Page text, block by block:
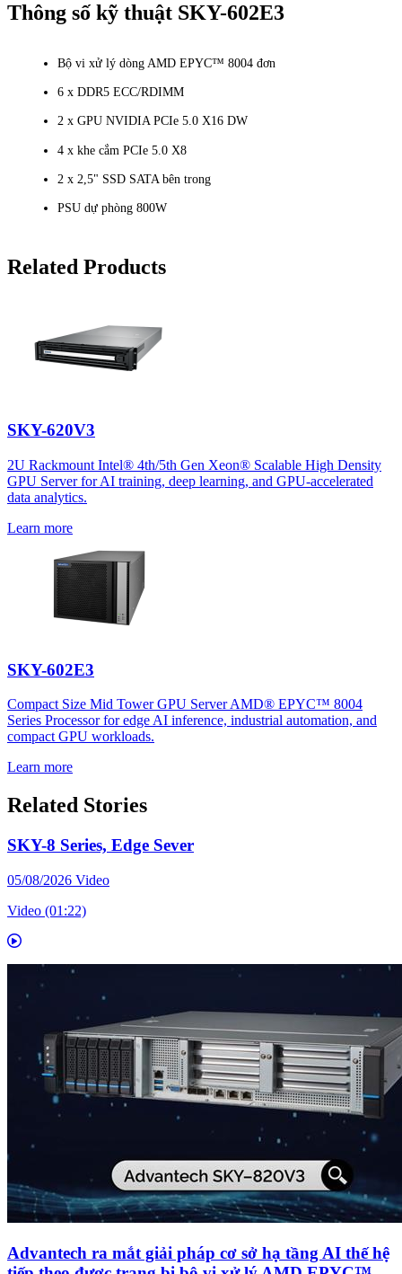
Thông số kỹ thuật SKY-602E3
Bộ vi xử lý dòng AMD EPYC™ 8004 đơn
6 x DDR5 ECC/RDIMM
2 x GPU NVIDIA PCIe 5.0 X16 DW
4 x khe cắm PCIe 5.0 X8
2 x 2,5" SSD SATA bên trong
PSU dự phòng 800W
Related Products
SKY-620V3
2U Rackmount Intel® 4th/5th Gen Xeon® Scalable High Density
GPU Server for AI training, deep learning, and GPU-accelerated
data analytics.
Learn more
SKY-602E3
Compact Size Mid Tower GPU Server AMD® EPYC™ 8004
Series Processor for edge AI inference, industrial automation, and
compact GPU workloads.
Learn more
Related Stories
SKY-8 Series, Edge Sever
05/08/2026 Video
Video (01:22)
Advantech ra mắt giải pháp cơ sở hạ tầng AI thế hệ